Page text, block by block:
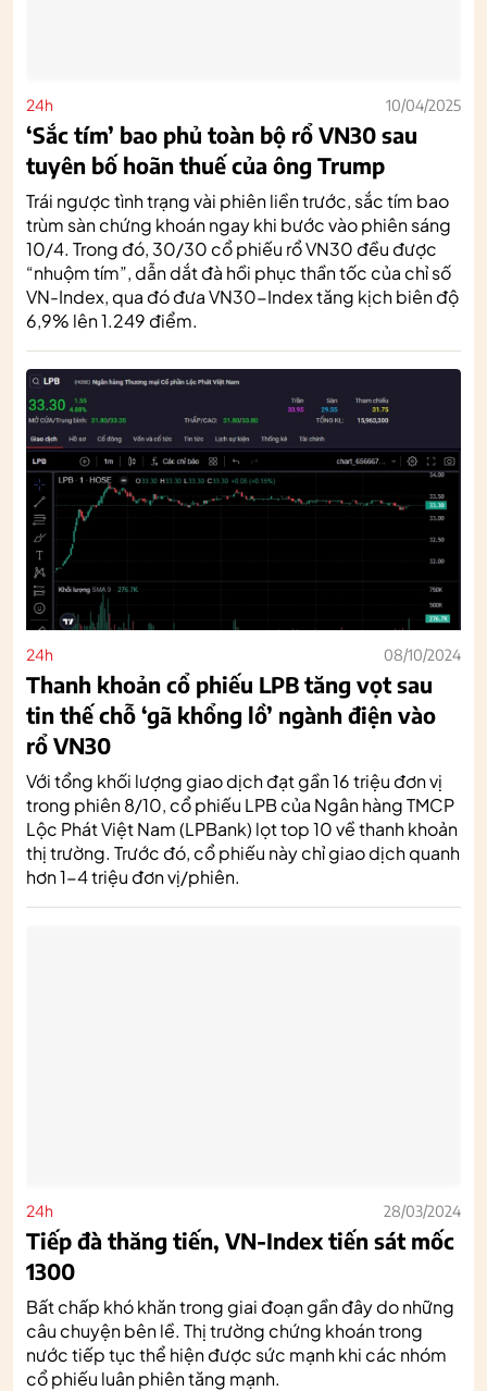
24h 10/04/2025
‘Sắc tím’ bao phủ toàn bộ rổ VN30 sau
tuyên bố hoãn thuế của ông Trump
Trái ngược tình trạng vài phiên liền trước, sắc tím bao
trùm sàn chứng khoán ngay khi bước vào phiên sáng
10/4. Trong đó, 30/30 cổ phiếu rổ VN30 đều được
“nhuộm tím”, dẫn dắt đà hồi phục thần tốc của chỉ số
VN-Index, qua đó đưa VN30-Index tăng kịch biên độ
6,9% lên 1.249 điểm.
24h 08/10/2024
Thanh khoản cổ phiếu LPB tăng vọt sau
tin thế chỗ ‘gã khổng lồ’ ngành điện vào
rổ VN30
Với tổng khối lượng giao dịch đạt gần 16 triệu đơn vị
trong phiên 8/10, cổ phiếu LPB của Ngân hàng TMCP
Lộc Phát Việt Nam (LPBank) lọt top 10 về thanh khoản
thị trường. Trước đó, cổ phiếu này chỉ giao dịch quanh
hơn 1-4 triệu đơn vị/phiên.
24h 28/03/2024
Tiếp đà thăng tiến, VN-Index tiến sát mốc
1300
Bất chấp khó khăn trong giai đoạn gần đây do những
câu chuyện bên lề. Thị trường chứng khoán trong
nước tiếp tục thể hiện được sức mạnh khi các nhóm
cổ phiếu luân phiên tăng mạnh.